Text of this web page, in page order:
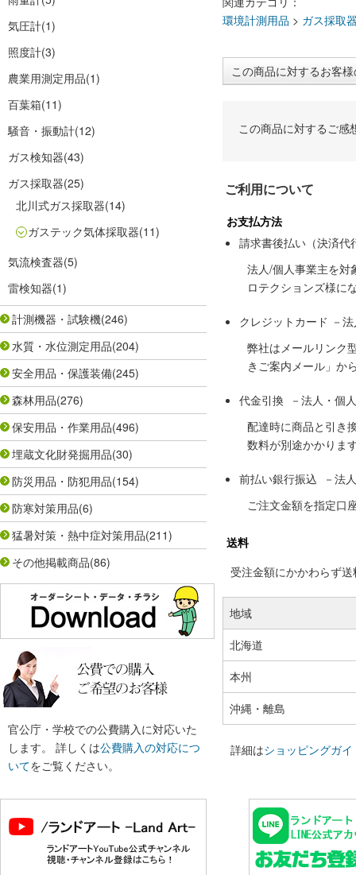
気圧計(1)
照度計(3)
農業用測定用品(1)
百葉箱(11)
騒音・振動計(12)
ガス検知器(43)
ガス採取器(25)
北川式ガス採取器(14)
ガステック気体採取器(11)
気流検査器(5)
雷検知器(1)
計測機器・試験機(246)
水質・水位測定用品(204)
安全用品・保護装備(245)
森林用品(276)
保安用品・作業用品(496)
埋蔵文化財発掘用品(30)
防災用品・防犯用品(154)
防寒対策用品(6)
猛暑対策・熱中症対策用品(211)
その他掲載商品(86)
官公庁・学校での公費購入に対応いた
します。 詳しくは公費購入の対応につ
いてをご覧ください。
環境計測用品 > ガス採取
この商品に対するお客
この商品に対するご感
ご利用について
お支払方法
請求書後払い（決済代
法人/個人事業主を対
ロテクションズ様に
クレジットカード －
弊社はメールリンク
きご案内メール」か
代金引換 －法人・個
配達時に商品と引き
数料が別途かかりま
前払い銀行振込 －法
ご注文金額を指定口
送料
受注金額にかかわらず
地域
北海道
本州
沖縄・離島
詳細はショッピングガイ